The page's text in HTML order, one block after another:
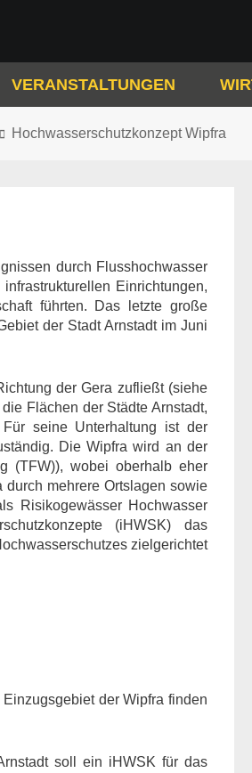
VERANSTALTUNGEN
Hochwasserschutzkonzept Wipfra
durch Flusshochwasser
Einrichtungen,
führten. Das letzte große
der Stadt Arnstadt im Juni
der Gera zufließt (siehe
Flächen der Städte Arnstadt,
Für seine Unterhaltung ist der
Die Wipfra wird an der
(TFW)), wobei oberhalb eher
durch mehrere Ortslagen sowie
Risikogewässer Hochwasser
(iHWSK) das
zielgerichtet
der Wipfra finden
soll ein iHWSK für das